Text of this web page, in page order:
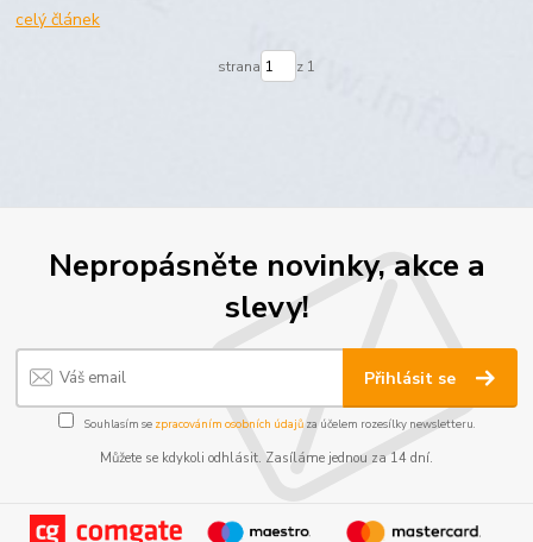
celý článek
strana z 1
Nepropásněte novinky, akce a
slevy!
Přihlásit se
Souhlasím se zpracováním osobních údajůza účelem rozesílky newsletteru.
Můžete se kdykoli odhlásit. Zasíláme jednou za 14 dní.